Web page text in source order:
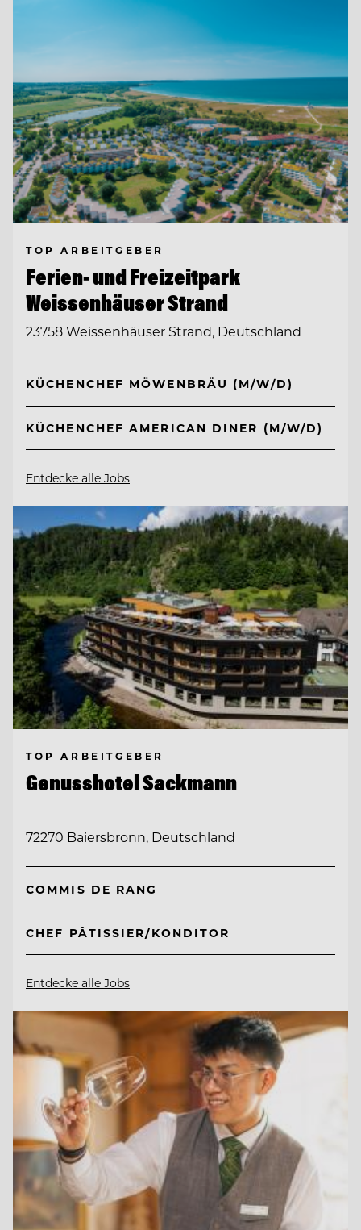
TOP ARBEITGEBER
Ferien- und Freizeitpark
Weissenhäuser Strand
23758 Weissenhäuser Strand, Deutschland
KÜCHENCHEF MÖWENBRÄU (M/W/D)
KÜCHENCHEF AMERICAN DINER (M/W/D)
Entdecke alle Jobs
TOP ARBEITGEBER
Genusshotel Sackmann
72270 Baiersbronn, Deutschland
COMMIS DE RANG
CHEF PÂTISSIER/KONDITOR
Entdecke alle Jobs